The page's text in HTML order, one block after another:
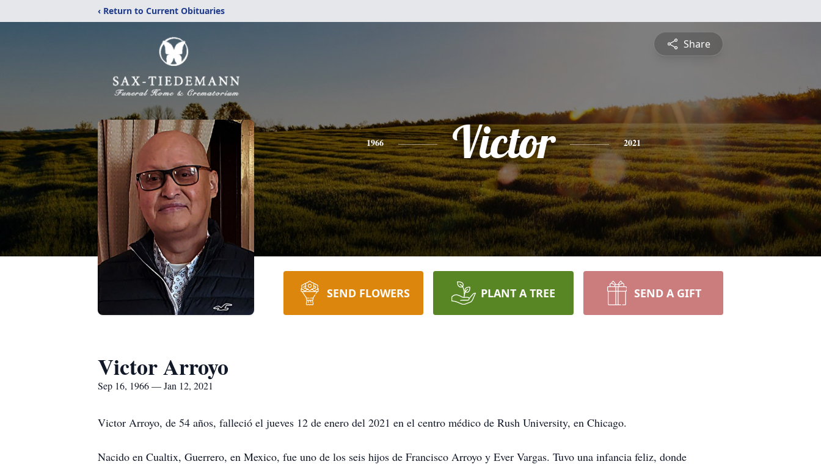
‹ Return to Current Obituaries
Share
1966 Victor 2021
SEND FLOWERS PLANT A TREE SEND A GIFT
Victor Arroyo
Sep 16, 1966 — Jan 12, 2021
Victor Arroyo, de 54 años, falleció el jueves 12 de enero del 2021 en el centro médico de Rush University, en Chicago.
Nacido en Cualtix, Guerrero, en Mexico, fue uno de los seis hijos de Francisco Arroyo y Ever Vargas. Tuvo una infancia feliz, donde